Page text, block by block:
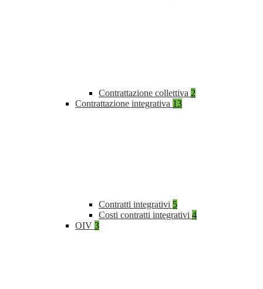
Contrattazione collettiva 2
Contrattazione integrativa 13
Contratti integrativi 5
Costi contratti integrativi 4
OIV 3